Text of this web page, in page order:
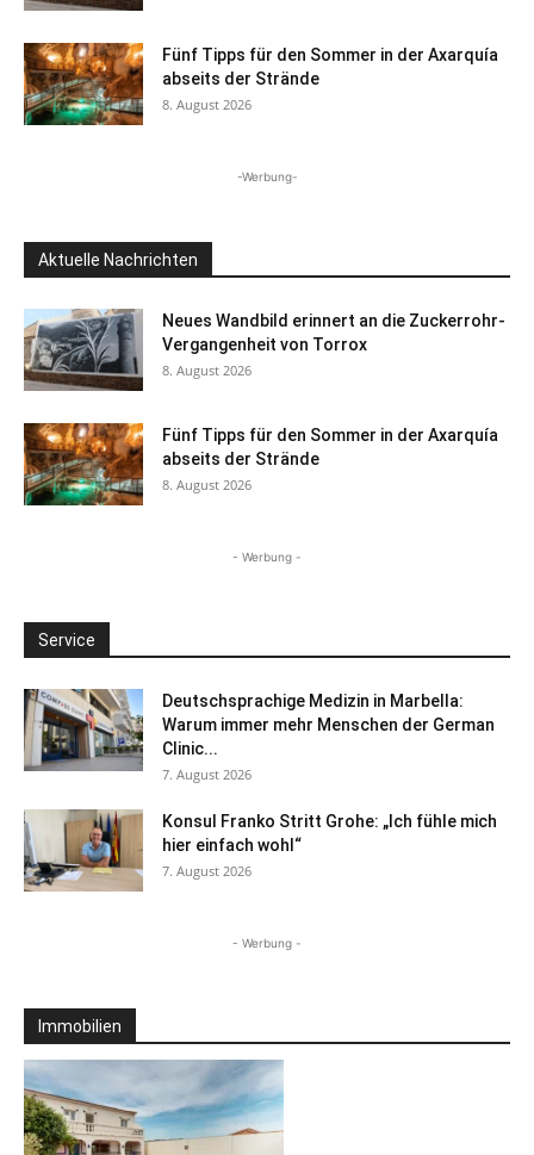
Fünf Tipps für den Sommer in der Axarquía
abseits der Strände
8. August 2026
-Werbung-
Aktuelle Nachrichten
Neues Wandbild erinnert an die Zuckerrohr-
Vergangenheit von Torrox
8. August 2026
Fünf Tipps für den Sommer in der Axarquía
abseits der Strände
8. August 2026
- Werbung -
Service
Deutschsprachige Medizin in Marbella:
Warum immer mehr Menschen der German
Clinic...
7. August 2026
Konsul Franko Stritt Grohe: „Ich fühle mich
hier einfach wohl“
7. August 2026
- Werbung -
Immobilien